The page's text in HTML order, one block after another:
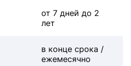
от 7 дней до 2
лет
в конце срока /
ежемесячно